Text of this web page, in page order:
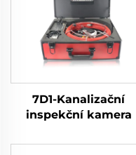
7D1-Kanalizační
inspekční kamera